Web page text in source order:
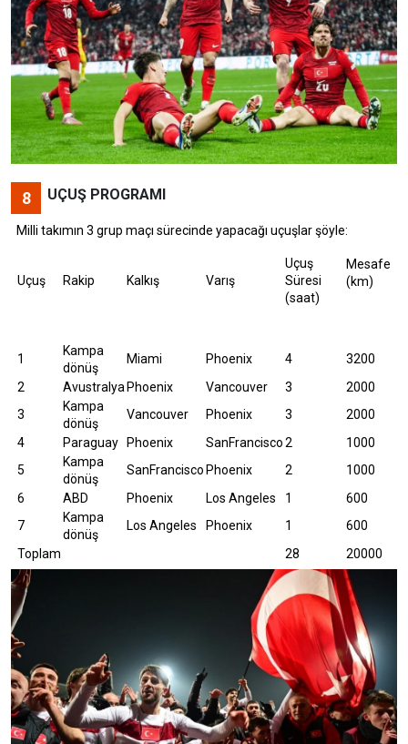
8 UÇUŞ PROGRAMI
Milli takımın 3 grup maçı sürecinde yapacağı uçuşlar şöyle:
Uçuş Rakip Kalkış Varış
Uçuş
Süresi
(saat)
Mesafe
(km)
1
Kampa
dönüş
Miami Phoenix 4
3200
2
Avustralya Phoenix Vancouver 3
2000
3
Kampa
dönüş
Vancouver Phoenix 3
2000
4
Paraguay Phoenix SanFrancisco2
1000
5
Kampa
dönüş
SanFrancisco Phoenix 2
1000
6
ABD Phoenix Los Angeles 1
600
7
Kampa
dönüş
Los Angeles Phoenix 1
600
Toplam
28 20000